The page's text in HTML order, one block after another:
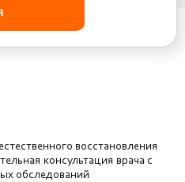
восстановления
консультация врача с
обследований